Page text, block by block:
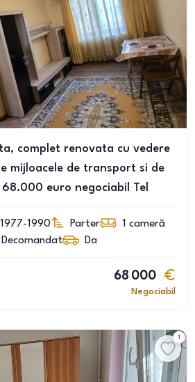
complet renovata cu vedere
mijloacele de transport si de
euro negociabil Tel
1977-1990 Parter 1 cameră
Decomandat
Da
68 000
Negociabil
1